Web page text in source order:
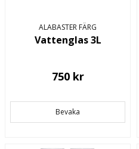
ALABASTER FÄRG
Vattenglas 3L
750 kr
Bevaka